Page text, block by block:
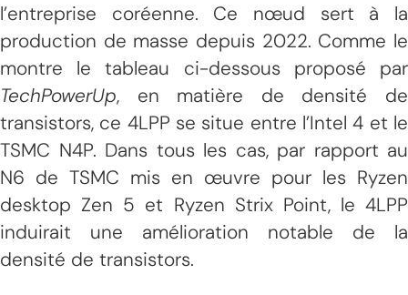
l’entreprise coréenne. Ce nœud sert à la
production de masse depuis 2022. Comme le
montre le tableau ci-dessous proposé par
TechPowerUp, en matière de densité de
transistors, ce 4LPP se situe entre l’Intel 4 et le
TSMC N4P. Dans tous les cas, par rapport au
N6 de TSMC mis en œuvre pour les Ryzen
desktop Zen 5 et Ryzen Strix Point, le 4LPP
induirait une amélioration notable de la
densité de transistors.